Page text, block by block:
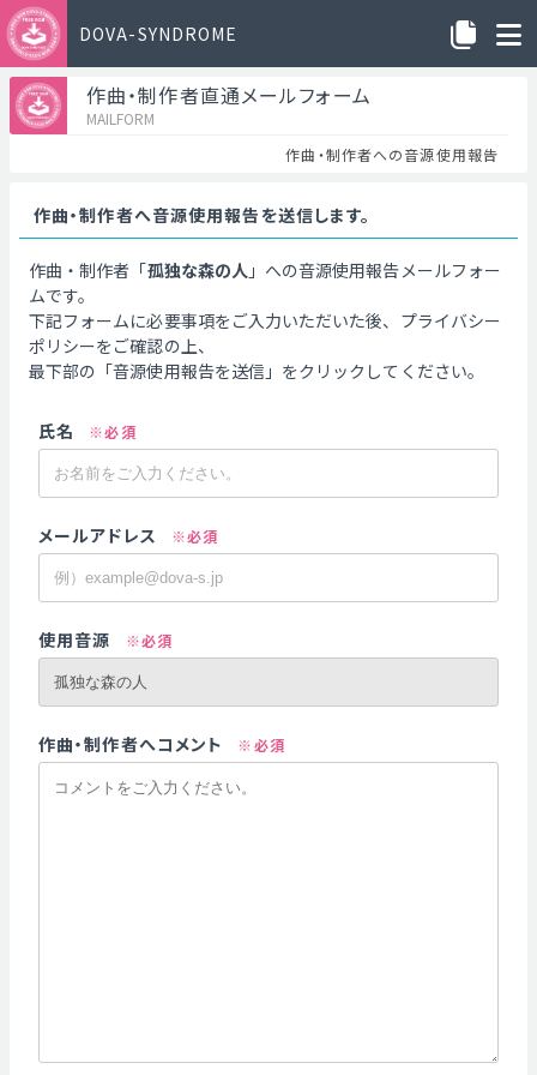
DOVA-SYNDROME
作曲・制作者直通メールフォーム
MAILFORM
作曲・制作者への音源使用報告
作曲・制作者へ音源使用報告を送信します。
作曲・制作者「孤独な森の人」への音源使用報告メールフォー
ムです。
下記フォームに必要事項をご入力いただいた後、プライバシー
ポリシーをご確認の上、
最下部の「音源使用報告を送信」をクリックしてください。
氏名 ※必須
メールアドレス ※必須
使用音源 ※必須
作曲・制作者へコメント ※必須